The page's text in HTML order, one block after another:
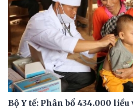
Bộ Y tế: Phân bổ 434.000